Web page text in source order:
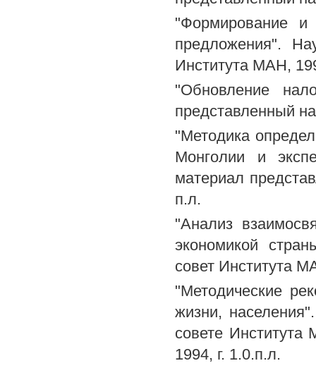
"Формирование
предложения".
Института МАН,
"Обновление
представленный
"Методика
Монголии и
материал
п.л.
"Анализ
экономикой
совет Института
"Методические
жизни,
совете
1994, г. 1.0.п.л.